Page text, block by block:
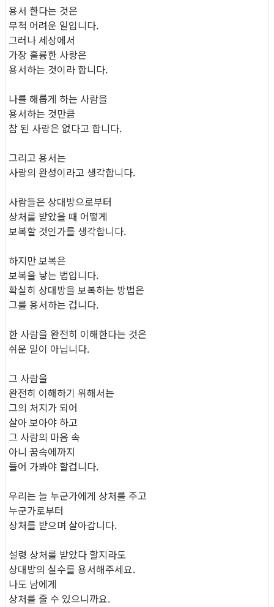
용서 한다는 것은
무척 어려운 일입니다.
그러나 세상에서
가장 훌륭한 사랑은
용서하는 것이라 합니다.
나를 해롭게 하는 사람을
용서하는 것만큼
참 된 사랑은 없다고 합니다.
그리고 용서는
사랑의 완성이라고 생각합니다.
사람들은 상대방으로부터
상처를 받았을 때 어떻게
보복할 것인가를 생각합니다.
하지만 보복은
보복을 낳는 법입니다.
확실히 상대방을 보복하는 방법은
그를 용서하는 겁니다.
한 사람을 완전히 이해한다는 것은
쉬운 일이 아닙니다.
그 사람을
완전히 이해하기 위해서는
그의 처지가 되어
살아 보아야 하고
그 사람의 마음 속
아니 꿈속에까지
들어 가봐야 할겁니다.
우리는 늘 누군가에게 상처를 주고
누군가로부터
상처를 받으며 살아갑니다.
설령 상처를 받았다 할지라도
상대방의 실수를 용서해주세요.
나도 남에게
상처를 줄 수 있으니까요.